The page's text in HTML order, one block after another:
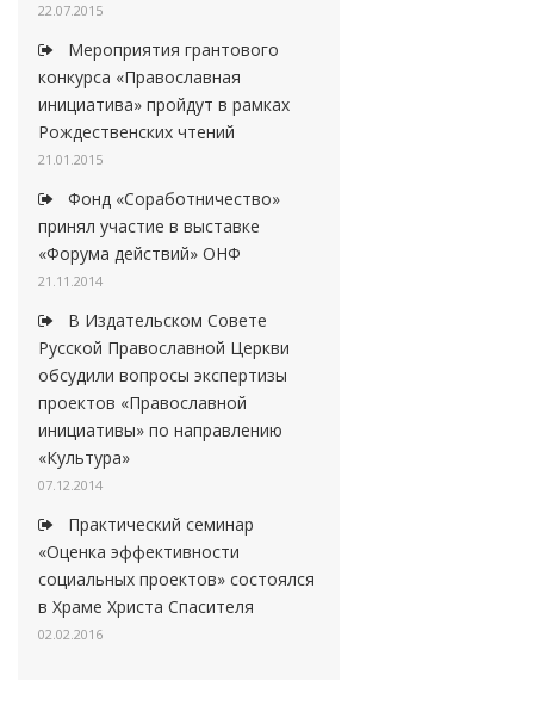
22.07.2015
Мероприятия грантового
конкурса «Православная
инициатива» пройдут в рамках
Рождественских чтений
21.01.2015
Фонд «Соработничество»
принял участие в выставке
«Форума действий» ОНФ
21.11.2014
В Издательском Совете
Русской Православной Церкви
обсудили вопросы экспертизы
проектов «Православной
инициативы» по направлению
«Культура»
07.12.2014
Практический семинар
«Оценка эффективности
социальных проектов» состоялся
в Храме Христа Спасителя
02.02.2016